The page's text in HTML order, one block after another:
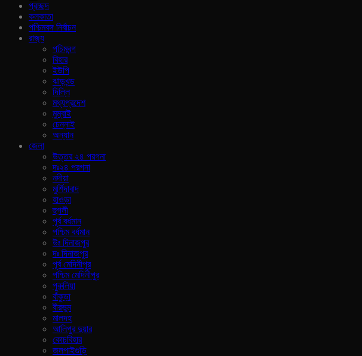
প্রচ্ছদ
কলকাতা
পশ্চিমবঙ্গ নির্বাচন
রাজ‍্য
পচিমবন্গ
বিহার
ইউপি
ঝাড়খন্ড
দিল্লি
মধ্যপ্রদেশ
মুম্বাই
চেন্নাই
অন্যান
জেলা
উত্তর ২৪ পরগনা
দঃ২৪ পরগনা
নদীয়া
মুর্শিদাবাদ
হাওড়া
হুগলী
পূর্ব বর্ধমান
পশ্চিম বর্ধমান
উঃ দিনাজপুর
দঃ দিনাজপুর
পূর্ব মেদিনীপুর
পশ্চিম মেদিনীপুর
পুরুলিয়া
বাঁকুড়া
বীরভুম
মালদহ
আলিপুর দুয়ার
কোচবিহার
জলপাইগুড়ি